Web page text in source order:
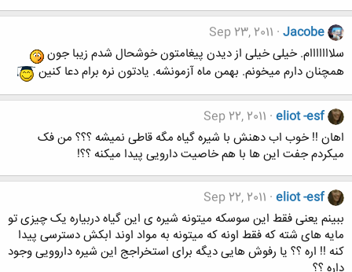
Jacobe
Sep 23, 2011
سلااااااام. خیلی خیلی از دیدن پیغامتون خوشحال شدم زیبا جون
همچنان دارم میخونم. بهمن ماه آزمونشه. یادتون نره برام دعا کنین
eliot -esf
Sep 22, 2011
اهان !! خوب اب دهنش با شیره گیاه مگه قاطی نمیشه ؟؟؟ من فک
میکردم جفت این ها با هم خاصیت دارویی پیدا میکنه ؟؟!
eliot -esf
Sep 22, 2011
ببینم یعنی فقط این سوسکه میتونه شیره ی این گیاه دربیاره یک چیزی تو
مایه های شته که فقط اونه که میتونه به مواد اوند ابکش دسترسی پیدا
کنه !! اره ؟؟ یا رفوش هایی دیگه برای استخراجج این شیره داروویی وجود